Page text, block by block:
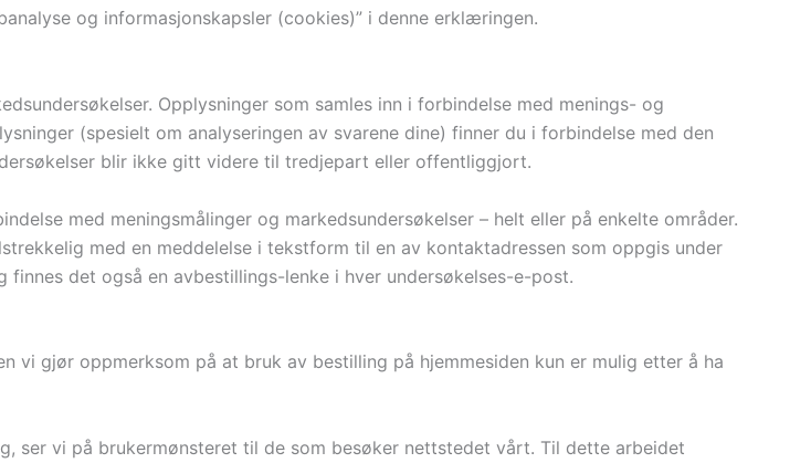
og informasjonskapsler (cookies)” i denne erklæringen.
Opplysninger som samles inn i forbindelse med menings- og
(spesielt om analyseringen av svarene dine) finner du i forbindelse med den
blir ikke gitt videre til tredjepart eller offentliggjort.
med meningsmålinger og markedsundersøkelser – helt eller på enkelte områder.
med en meddelelse i tekstform til en av kontaktadressen som oppgis under
det også en avbestillings-lenke i hver undersøkelses-e-post.
vi gjør oppmerksom på at bruk av bestilling på hjemmesiden kun er mulig etter å ha
ser vi på brukermønsteret til de som besøker nettstedet vårt. Til dette arbeidet